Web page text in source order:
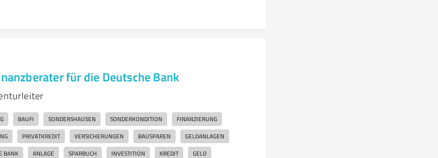
für die Deutsche Bank
BAUFI SONDERSHAUSEN SONDERKONDITION FINANZIERUNG
PRIVATKREDIT VERSICHERUNGEN BAUSPAREN GELDANLAGEN
BANK ANLAGE SPARBUCH INVESTITION KREDIT GELD